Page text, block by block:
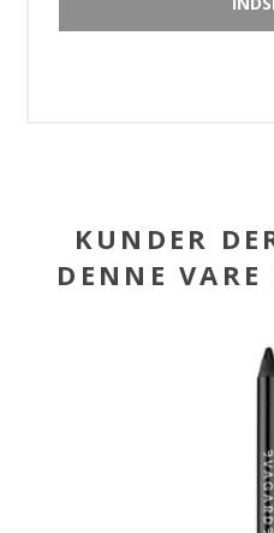
KUNDER
DENNE